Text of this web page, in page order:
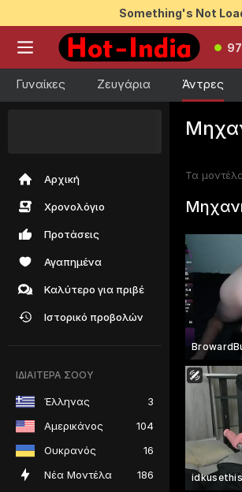
Something's Not
Γυναίκες Ζευγάρια Άντρες
Αρχική
Χρονολόγιο
Προτάσεις
Αγαπημένα
Καλύτερο για πριβέ
Ιστορικό προβολών
ΙΔΙΑΙΤΕΡΑ ΣΟΟΥ
Έλληνας
3
Αμερικάνος
104
Ουκρανός
16
Νέα Μοντέλα
186
Τα
idkusethis